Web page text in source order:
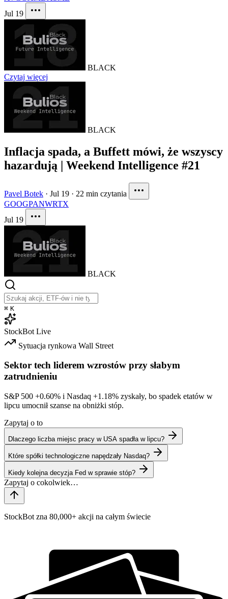
Jul 19
BLACK
Czytaj więcej
BLACK
Inflacja spada, a Buffett mówi, że wszyscy
hazardują | Weekend Intelligence #21
Pavel Botek · Jul 19 · 22 min czytania
GOOGPANWRTX
Jul 19
BLACK
⌘ K
StockBot Live
Sytuacja rynkowa Wall Street
Sektor tech liderem wzrostów przy słabym
zatrudnieniu
S&P 500 +0.60% i Nasdaq +1.18% zyskały, bo spadek etatów w
lipcu umocnił szanse na obniżki stóp.
Zapytaj o to
Dlaczego liczba miejsc pracy w USA spadła w lipcu?
Które spółki technologiczne napędzały Nasdaq?
Kiedy kolejna decyzja Fed w sprawie stóp?
StockBot zna 80,000+ akcji na całym świecie